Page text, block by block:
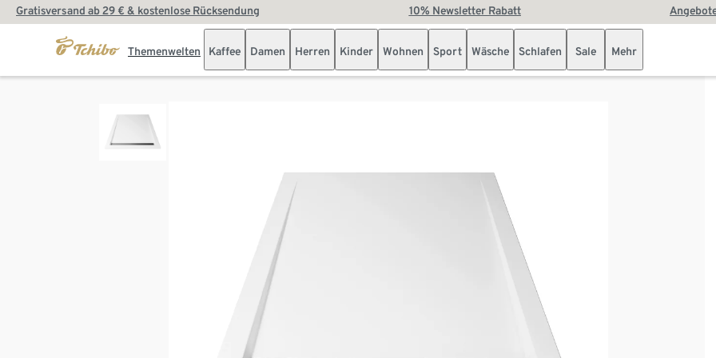
Gratisversand ab 29 € & kostenlose Rücksendung 10% Newsletter Rabatt
Themenwelten Kaffee Damen Herren Kinder Wohnen Sport Wäsche Schlafen Sale Mehr